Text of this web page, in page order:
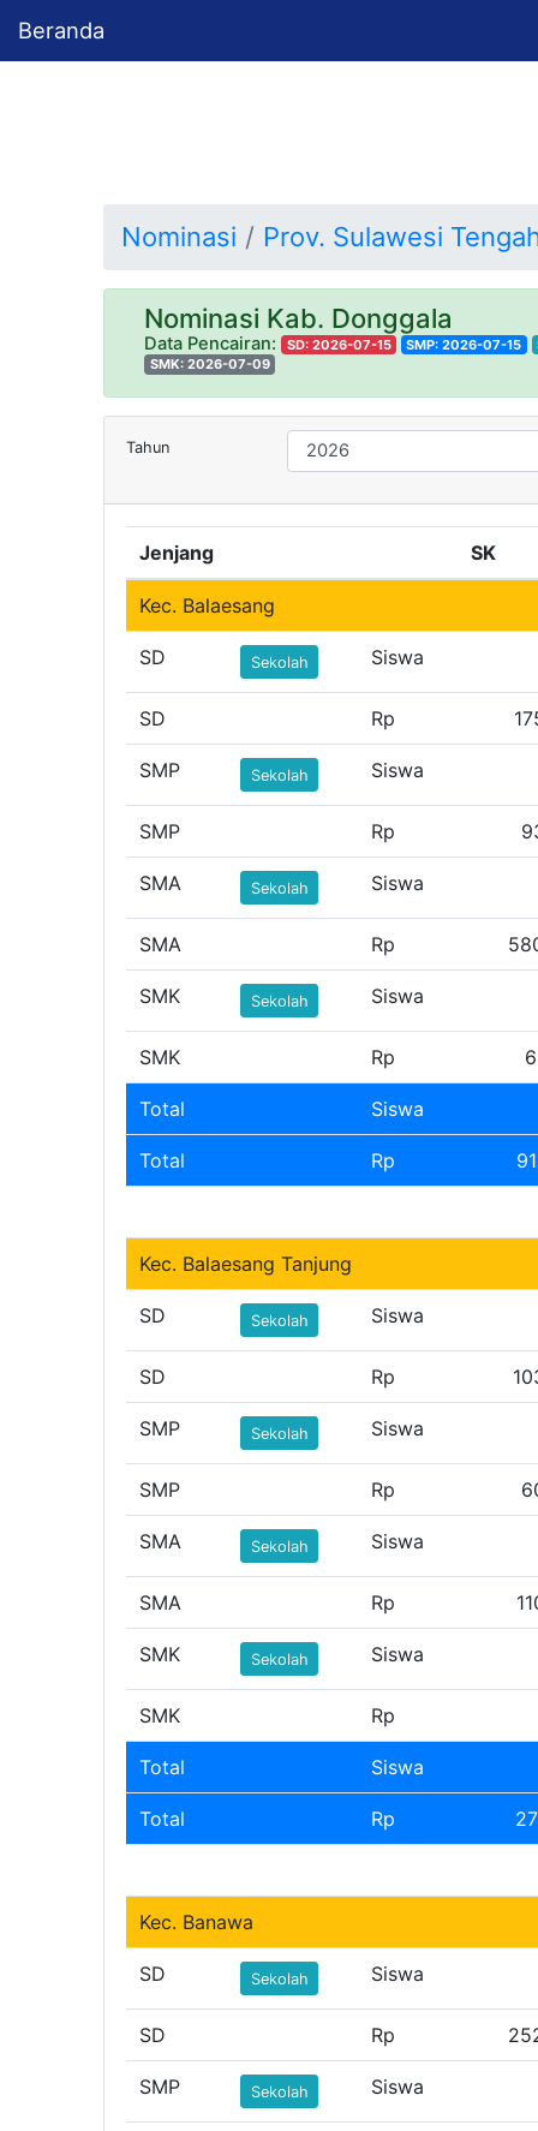
Beranda
Nominasi Prov. Sulawesi
Nominasi Kab. Donggala
Data Pencairan: SD: 2026-07-15 SMP: 2026-07-15
SMK: 2026-07-09
Tahun
Jenjang SK
Kec. Balaesang
SD Sekolah Siswa
SD Rp
SMP Sekolah Siswa
SMP Rp
SMA Sekolah Siswa
SMA Rp
SMK Sekolah Siswa
SMK Rp
Total Siswa
Total Rp
Kec. Balaesang Tanjung
SD Sekolah Siswa
SD Rp
SMP Sekolah Siswa
SMP Rp
SMA Sekolah Siswa
SMA Rp
SMK Sekolah Siswa
SMK Rp
Total Siswa
Total Rp
Kec. Banawa
SD Sekolah Siswa
SD Rp
SMP Sekolah Siswa